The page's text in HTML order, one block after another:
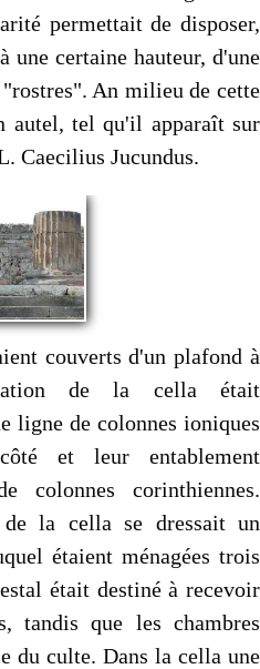
permettait de disposer,
une certaine hauteur, d'une
An milieu de cette
autel, tel qu'il apparaît sur
Caecilius Jucundus.
couverts d'un plafond à
de la cella était
ligne de colonnes ioniques
et leur entablement
colonnes corinthiennes.
la cella se dressait un
étaient ménagées trois
était destiné à recevoir
tandis que les chambres
du culte. Dans la cella une